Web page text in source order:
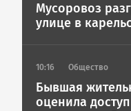
Мусоровоз
улице в
10:16 Общество
Бывшая
оценила